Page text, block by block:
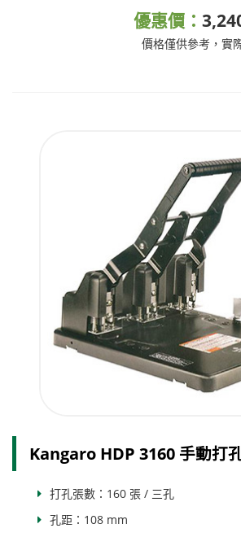
優惠價：
價格僅供參考，實
Kangaro HDP 3160 手動打
打孔張數：160 張 / 三孔
孔距：108 mm